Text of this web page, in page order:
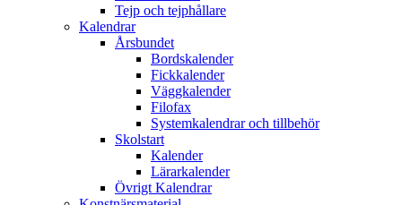
Tejp och tejphållare
Kalendrar
Årsbundet
Bordskalender
Fickkalender
Väggkalender
Filofax
Systemkalendrar och tillbehör
Skolstart
Kalender
Lärarkalender
Övrigt Kalendrar